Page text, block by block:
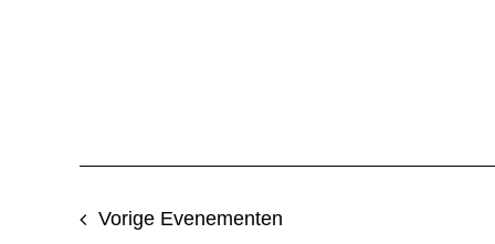
Vorige Evenementen